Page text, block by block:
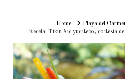
HomeHomePlaya del
Receta: Tikin Xic yucateco, cortesía